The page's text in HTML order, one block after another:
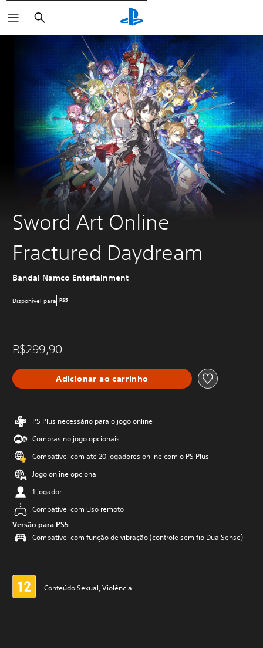
Pesquisar
Sword Art Online
Fractured Daydream
Bandai Namco Entertainment
Disponível para PS5
R$299,90
Adicionar ao carrinho
PS Plus necessário para o jogo online
Compras no jogo opcionais
Compatível com até 20 jogadores online com o PS Plus
Jogo online opcional
1 jogador
Compatível com Uso remoto
Versão para PS5
Compatível com função de vibração (controle sem fio DualSense)
Conteúdo Sexual, Violência